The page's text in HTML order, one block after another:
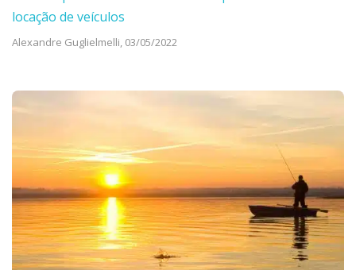
locação de veículos
Alexandre Guglielmelli, 03/05/2022